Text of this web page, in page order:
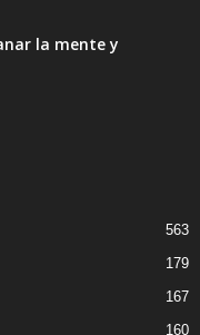
la mente y
563
179
167
160